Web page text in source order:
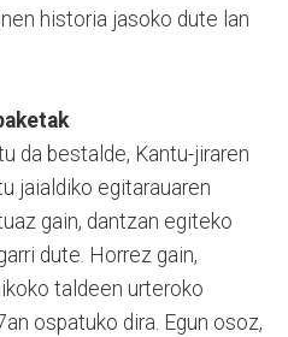
historia jasoko dute lan
da bestalde, Kantu-jiraren
jaialdiko egitarauaren
gain, dantzan egiteko
dute. Horrez gain,
taldeen urteroko
ospatuko dira. Egun osoz,